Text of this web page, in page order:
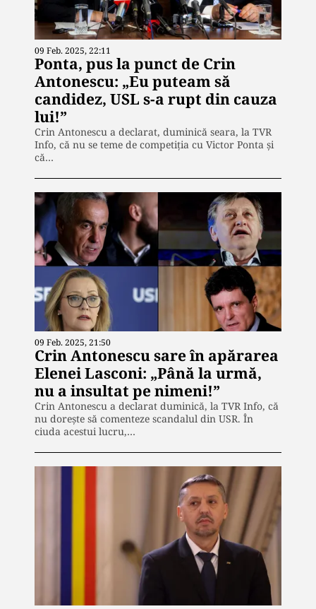
09 Feb. 2025, 22:11
Ponta, pus la punct de Crin
Antonescu: „Eu puteam să
candidez, USL s-a rupt din cauza
lui!”
Crin Antonescu a declarat, duminică seara, la TVR
Info, că nu se teme de competiția cu Victor Ponta și
că…
09 Feb. 2025, 21:50
Crin Antonescu sare în apărarea
Elenei Lasconi: „Până la urmă,
nu a insultat pe nimeni!”
Crin Antonescu a declarat duminică, la TVR Info, că
nu dorește să comenteze scandalul din USR. În
ciuda acestui lucru,…